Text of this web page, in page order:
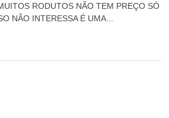
RODUTOS NÃO TEM PREÇO SÓ
NÃO INTERESSA É UMA...